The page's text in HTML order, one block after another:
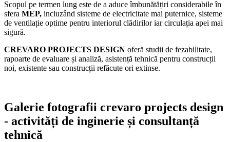
Scopul pe termen lung este de a aduce îmbunătățiri considerabile în
sfera MEP, incluzând sisteme de electricitate mai puternice, sisteme
de ventilație optime pentru interiorul clădirilor iar circulația apei mai
sigură.
CREVARO PROJECTS DESIGN oferă studii de fezabilitate,
rapoarte de evaluare și analiză, asistență tehnică pentru construcții
noi, existente sau construcții refăcute ori extinse.
Galerie fotografii crevaro projects design
- activități de inginerie și consultanță
tehnică